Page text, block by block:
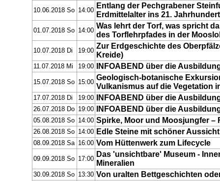
10.06.2018 So 14:00
Entlang der Pechgrabener
Erdmittelalter ins 21. Jahrhundert
01.07.2018 So 14:00
Was lehrt der Torf, was spricht
des Torflehrpfades in der
10.07.2018 Di 19:00
Zur Erdgeschichte des
Kreide)
11.07.2018 Mi 19:00 INFOABEND über die
15.07.2018 So 15:00
Geologisch-botanische
Vulkanismus auf die Vegetation
17.07.2018 Di 19:00 INFOABEND über die
26.07.2018 Do 19:00 INFOABEND über die
05.08.2018 So 14:00 Spirke, Moor und Moosjungfer –
26.08.2018 So 14:00 Edle Steine mit schöner Aussicht
08.09.2018 Sa 16:00 Vom Hüttenwerk zum Lifecycle
09.09.2018 So 17:00
Das 'unsichtbare' Museum -
Mineralien
30.09.2018 So 13:30 Von uralten Bettgeschichten